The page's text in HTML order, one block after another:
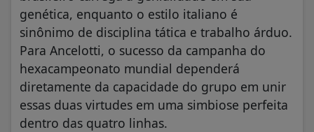
genética, enquanto o estilo italiano é
sinônimo de disciplina tática e trabalho árduo.
Para Ancelotti, o sucesso da campanha do
hexacampeonato mundial dependerá
diretamente da capacidade do grupo em unir
essas duas virtudes em uma simbiose perfeita
dentro das quatro linhas.